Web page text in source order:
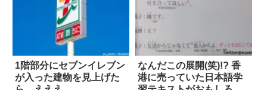
1階部分にセブンイレブン
が入った建物を見上げた
なんだこの展開(笑)!? 香
港に売っていた日本語学